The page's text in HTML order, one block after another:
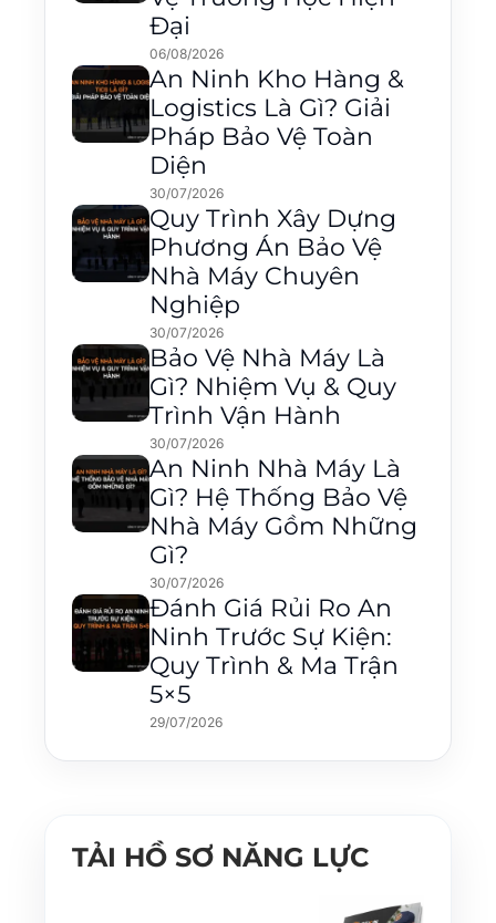
Đại
06/08/2026
An Ninh Kho Hàng &
Logistics Là Gì? Giải
Pháp Bảo Vệ Toàn
Diện
30/07/2026
Quy Trình Xây Dựng
Phương Án Bảo Vệ
Nhà Máy Chuyên
Nghiệp
30/07/2026
Bảo Vệ Nhà Máy Là
Gì? Nhiệm Vụ & Quy
Trình Vận Hành
30/07/2026
An Ninh Nhà Máy Là
Gì? Hệ Thống Bảo Vệ
Nhà Máy Gồm Những
Gì?
30/07/2026
Đánh Giá Rủi Ro An
Ninh Trước Sự Kiện:
Quy Trình & Ma Trận
5×5
29/07/2026
TẢI HỒ SƠ NĂNG LỰC